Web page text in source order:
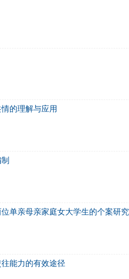
的理解与应用
单亲母亲家庭女大学生的个案研究
能力的有效途径